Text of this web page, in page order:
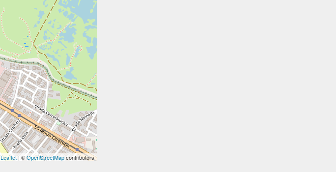
Leaflet| ©OpenStreetMapcontributors